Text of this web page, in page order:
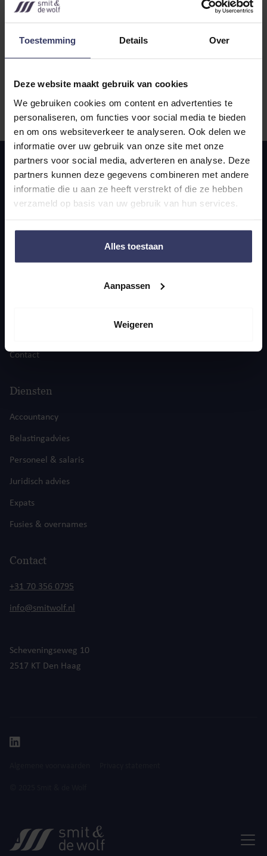
Toestemming Details Over
Deze website maakt gebruik van cookies
We gebruiken cookies om content en advertenties te
personaliseren, om functies voor social media te bieden
en om ons websiteverkeer te analyseren. Ook delen we
informatie over uw gebruik van onze site met onze
partners voor social media, adverteren en analyse. Deze
partners kunnen deze gegevens combineren met andere
informatie die u aan ze heeft verstrekt of die ze hebben
verzameld op basis van uw gebruik van hun services.
Alles toestaan
Aanpassen
Weigeren
Navigatie
Contact
Diensten
Accountancy
Belastingadvies
Personeel & salaris
Juridisch advies
Expats
Fusies & overnames
Contact
+31 70 356 0795
info@smitwolf.nl
Scheveningseweg 10
2517 KT Den Haag